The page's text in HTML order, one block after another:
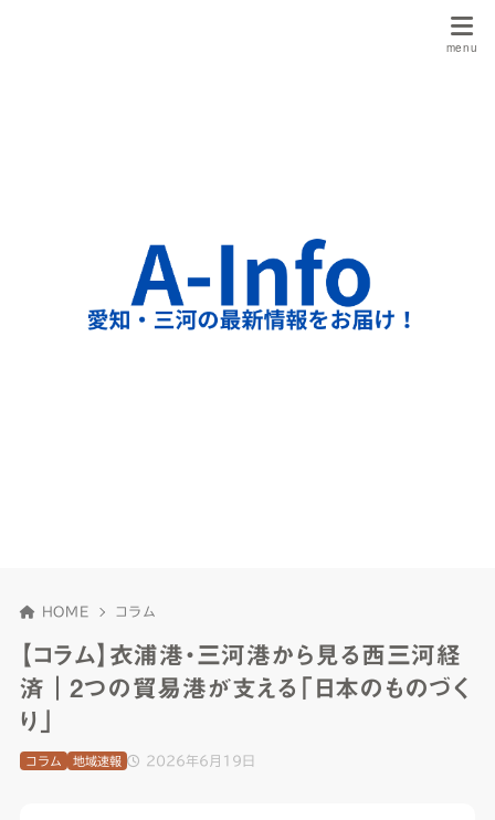
HOME コラム
【コラム】衣浦港・三河港から見る西三河経
済｜2つの貿易港が支える「日本のものづく
り」
2026年6月19日
コラム 地域速報